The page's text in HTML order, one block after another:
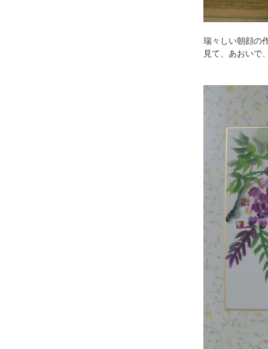
瑞々しい朝顔の
見て、あおいで